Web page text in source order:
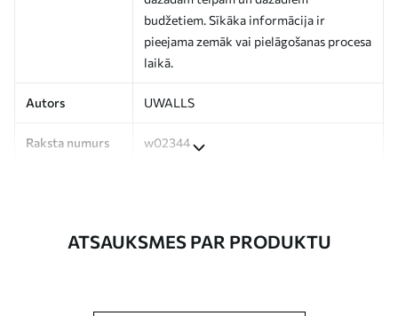
budžetiem. Sīkāka informācija ir
pieejama zemāk vai pielāgošanas procesa
laikā.
Autors UWALLS
Raksta numurs w02344
ATSAUKSMES PAR PRODUKTU